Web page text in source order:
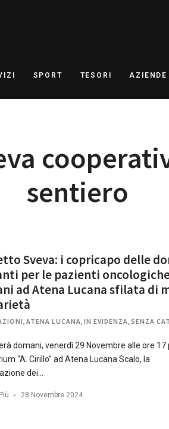
SPORT TESORI AZIENDE
sentiero
Sveva: i copricapo delle
per le pazienti
ad Atena Lucana sfilata di
ATENA LUCANA IN EVIDENZA SENZA
domani, venerdì 29 Novembre alle ore 17
“A. Cirillo” ad Atena Lucana Scalo, la
dei…
28 Novembre 2024